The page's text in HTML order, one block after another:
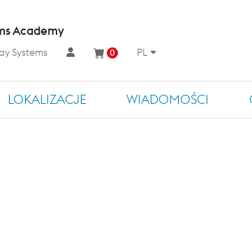
LOKALIZACJE WIADOMOŚCI
Academy
Systems 0 PL